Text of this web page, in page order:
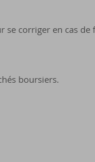
se corriger en cas
boursiers.